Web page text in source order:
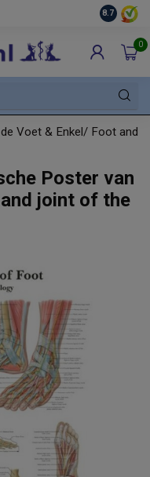
8.7
0
Voet & Enkel/ Foot and
Poster van
joint of the